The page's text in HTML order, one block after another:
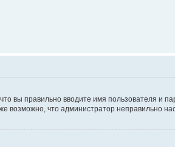
вы правильно вводите имя пользователя и
возможно, что администратор неправильно